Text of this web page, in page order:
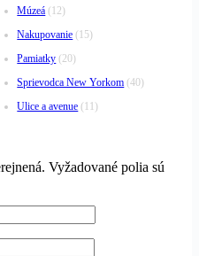
Múzeá (12)
Nakupovanie (15)
Pamiatky (20)
Sprievodca New Yorkom (40)
Ulice a avenue (11)
Vyžadované polia sú